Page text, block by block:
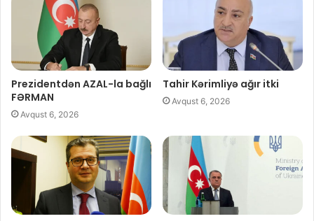
Prezidentdən AZAL-la bağlı
FƏRMAN
Avqust 6, 2026
Tahir Kərimliyə ağır itki
Avqust 6, 2026